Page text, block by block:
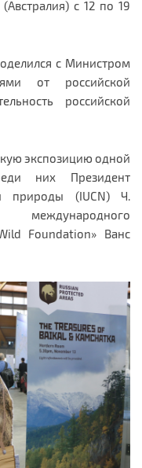
с 12 по 19
с Министром
от российской
российской
экспозицию одной
них Президент
природы (IUCN) Ч.
Foundation» Ванс